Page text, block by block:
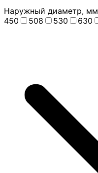
Наружный диаметр, мм
450
508 530 630